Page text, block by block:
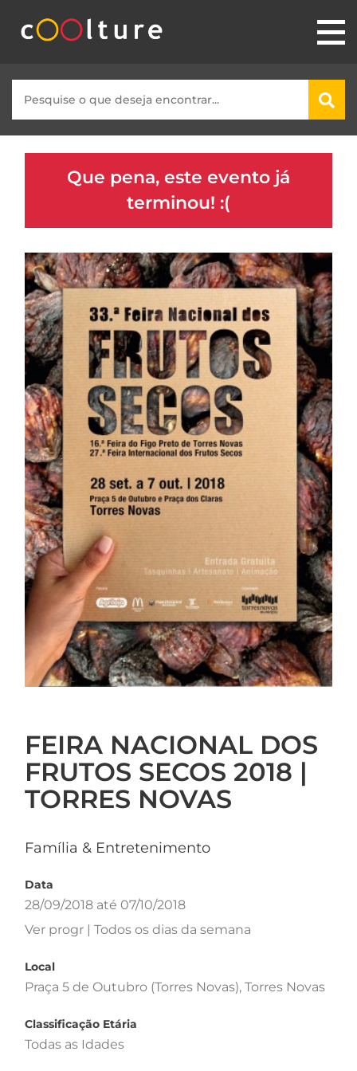
Que pena, este evento já
terminou! :(
FEIRA NACIONAL DOS
FRUTOS SECOS 2018 |
TORRES NOVAS
Família & Entretenimento
Data
28/09/2018 até 07/10/2018
Ver progr | Todos os dias da semana
Local
Praça 5 de Outubro (Torres Novas), Torres Novas
Classificação Etária
Todas as Idades